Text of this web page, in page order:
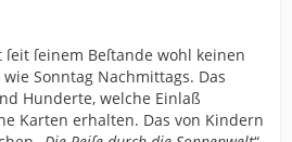
ſeinem Beſtande wohl keinen
Sonntag Nachmittags. Das
Hunderte, welche Einlaß
Karten erhalten. Das von Kindern